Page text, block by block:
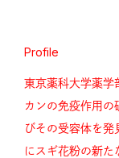
Profile
東京薬科大学薬学
カンの免疫作用
びその受容体を発
にスギ花粉の新た